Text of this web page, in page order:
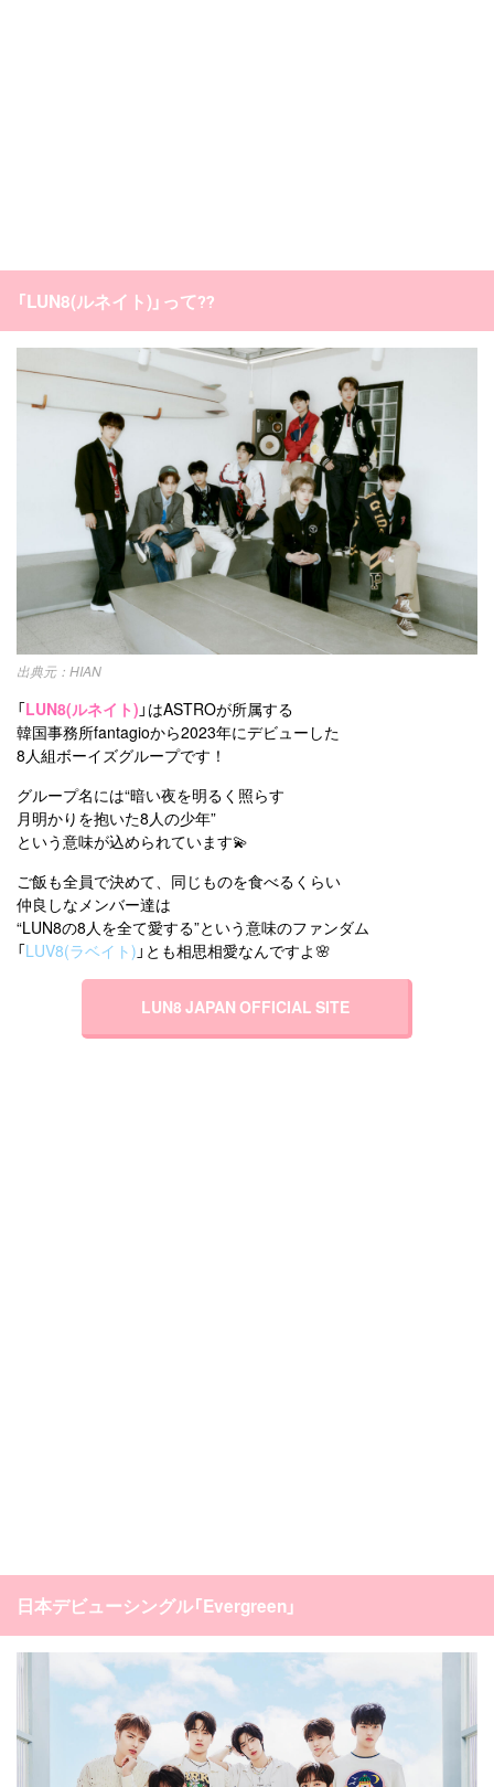
「LUN8(ルネイト)」って⁇
HIAN
「LUN8(ルネイト) 」はASTROが所属する
韓国事務所fantagioから2023年にデビューした
8人組ボーイズグループです！
グループ名には“暗い夜を明るく照らす
月明かりを抱いた8人の少年”
という意味が込められています💫
ご飯も全員で決めて、同じものを食べるくらい
仲良しなメンバー達は
“LUN8の8人を全て愛する”という意味のファンダム
「LUV8(ラベイト) 」とも相思相愛なんですよ🌸
LUN8 JAPAN OFFICIAL SITE
日本デビューシングル「Evergreen」